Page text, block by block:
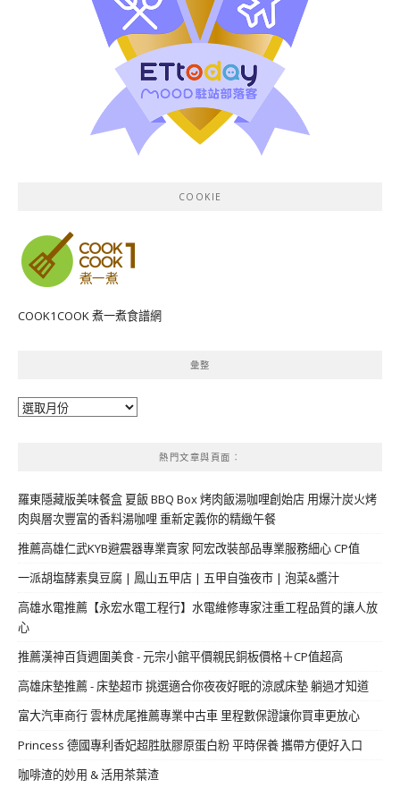
COOKIE
COOK1COOK 煮一煮食譜網
彙整
彙
熱門文章與頁面︰
羅東隱藏版美味餐盒 夏飯 BBQ Box 烤肉飯湯咖哩創始店 用爆汁炭火烤
肉與層次豐富的香料湯咖哩 重新定義你的精緻午餐
推薦高雄仁武KYB避震器專業賣家 阿宏改裝部品專業服務細心 CP值
一派胡塩酵素臭豆腐 | 鳳山五甲店 | 五甲自強夜市 | 泡菜&醬汁
高雄水電推薦【永宏水電工程行】水電維修專家注重工程品質的讓人放
心
推薦漢神百貨週圍美食 - 元宗小館平價親民銅板價格＋CP值超高
高雄床墊推薦 - 床墊超市 挑選適合你夜夜好眠的涼感床墊 躺過才知道
富大汽車商行 雲林虎尾推薦專業中古車 里程數保證讓你買車更放心
Princess 德國專利香妃超胜肽膠原蛋白粉 平時保養 攜帶方便好入口
咖啡渣的妙用 & 活用茶葉渣